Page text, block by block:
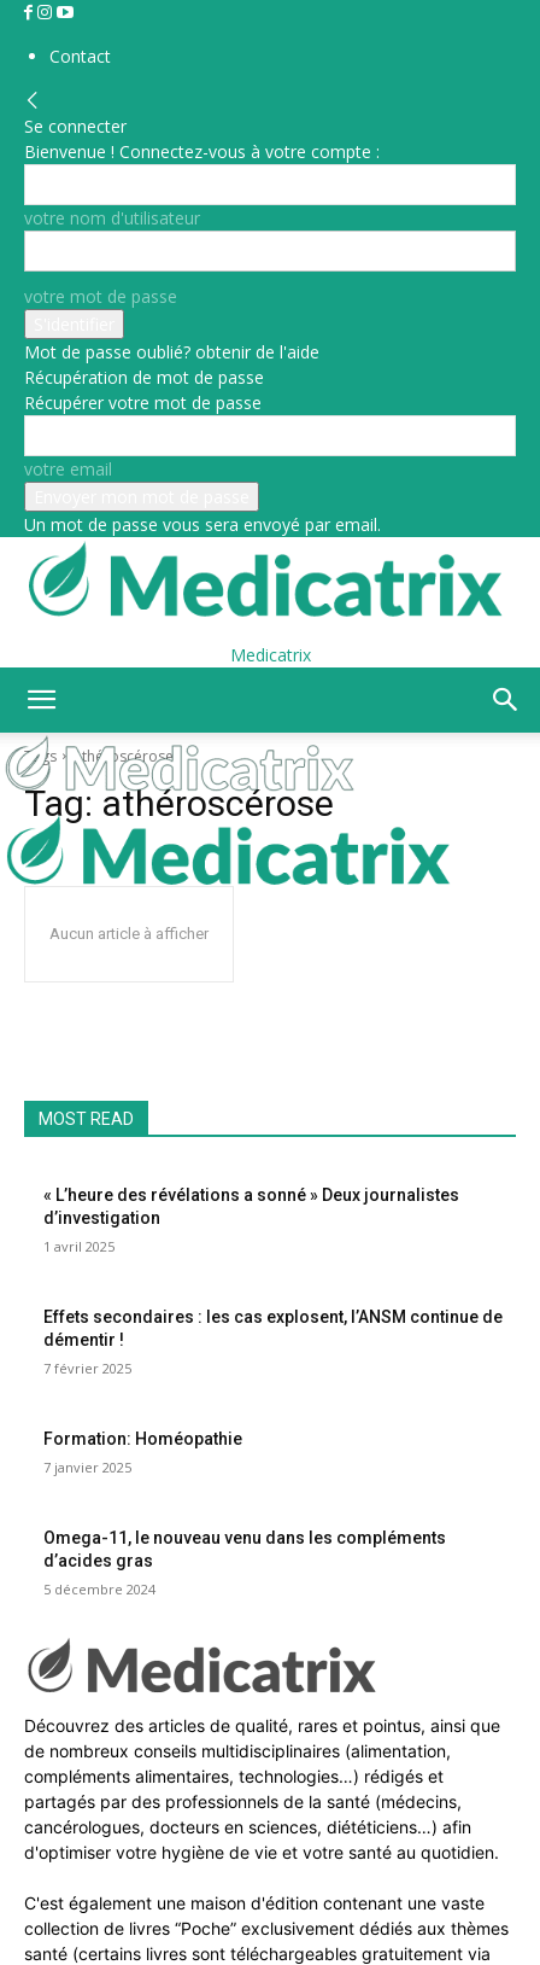
Contact
Se connecter
Bienvenue ! Connectez-vous à votre compte :
votre nom d'utilisateur
votre mot de passe
Mot de passe oublié? obtenir de l'aide
Récupération de mot de passe
Récupérer votre mot de passe
votre email
Un mot de passe vous sera envoyé par email.
Medicatrix
Tags Athéroscérose
Tag: athéroscérose
Aucun article à afficher
MOST READ
« L’heure des révélations a sonné » Deux journalistes
d’investigation
1 avril 2025
Effets secondaires : les cas explosent, l’ANSM continue de
démentir !
7 février 2025
Formation: Homéopathie
7 janvier 2025
Omega-11, le nouveau venu dans les compléments
d’acides gras
5 décembre 2024
Découvrez des articles de qualité, rares et pointus, ainsi que
de nombreux conseils multidisciplinaires (alimentation,
compléments alimentaires, technologies…) rédigés et
partagés par des professionnels de la santé (médecins,
cancérologues, docteurs en sciences, diététiciens…) afin
d'optimiser votre hygiène de vie et votre santé au quotidien.
C'est également une maison d'édition contenant une vaste
collection de livres “Poche” exclusivement dédiés aux thèmes
santé (certains livres sont téléchargeables gratuitement via